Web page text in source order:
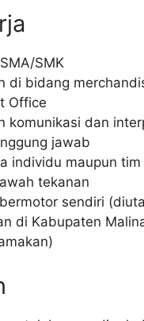
SMK
di bidang
Office
komunikasi dan
jawab
individu maupun tim
tekanan
sendiri
di Kabupaten